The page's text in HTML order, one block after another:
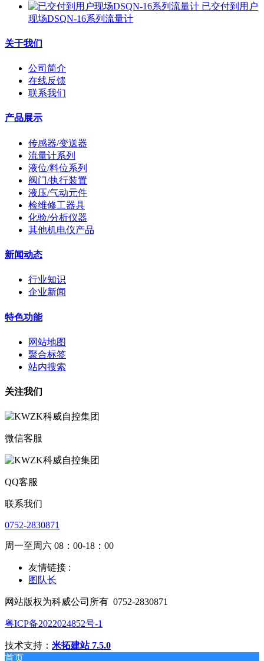
已交付到用户
现场DSQN-16系列流量计
关于我们
公司简介
在线反馈
联系我们
产品展示
传感器/变送器
流量计系列
液位/料位系列
阀门/执行装置
液压/气动元件
检维修工器具
化验/分析仪器
其他机电仪产品
新闻动态
行业知识
企业新闻
特色功能
网站地图
聚合标签
站内搜索
关注我们
微信客服
QQ客服
联系我们
0752-2830871
周一至周六 08：00-18：00
友情链接 :
图队长
网站版权为科威公司所有 0752-2830871
粤ICP备2022024852号-1
技术支持： 米拓建站 7.5.0
首页